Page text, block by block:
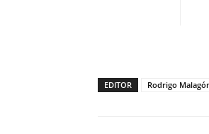
EDITOR Rodrigo